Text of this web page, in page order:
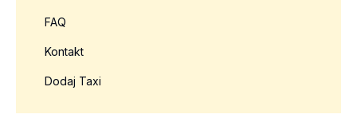
FAQ
Kontakt
Dodaj Taxi